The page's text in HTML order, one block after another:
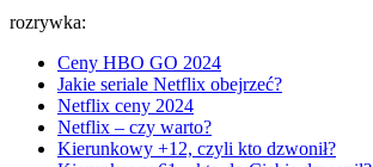
rozrywka:
Ceny HBO GO 2024
Jakie seriale Netflix obejrzeć?
Netflix ceny 2024
Netflix – czy warto?
Kierunkowy +12, czyli kto dzwonił?